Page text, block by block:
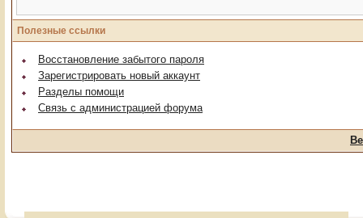
Полезные ссылки
Восстановление забытого пароля
Зарегистрировать новый аккаунт
Разделы помощи
Связь с администрацией форума